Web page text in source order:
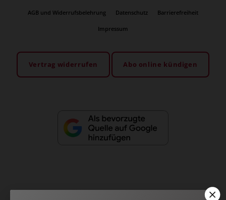
AGB und Widerrufsbelehrung Datenschutz Barrierefreiheit
Impressum
Vertrag widerrufen Abo online kündigen